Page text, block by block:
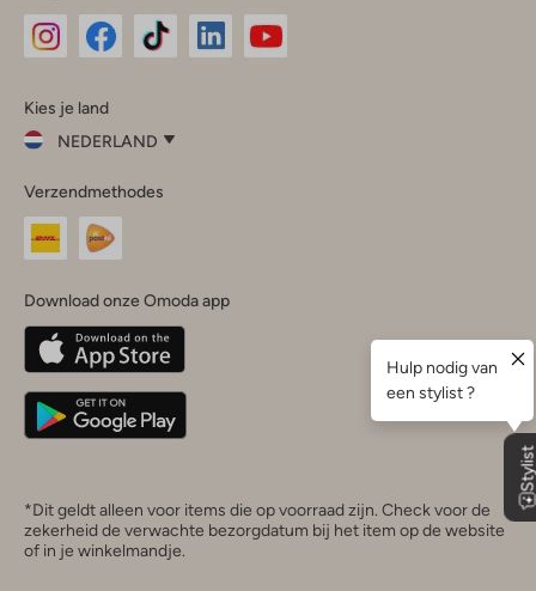
InstagramFacebook
Kies je land
NEDERLAND
je
land
Nederland
Belgique(Français)
Deutschland
Verzendmethodes
Download onze Omoda app
*Dit geldt alleen voor items die op voorraad zijn. Check voor de
zekerheid de verwachte bezorgdatum bij het item op de website
of in je winkelmandje.